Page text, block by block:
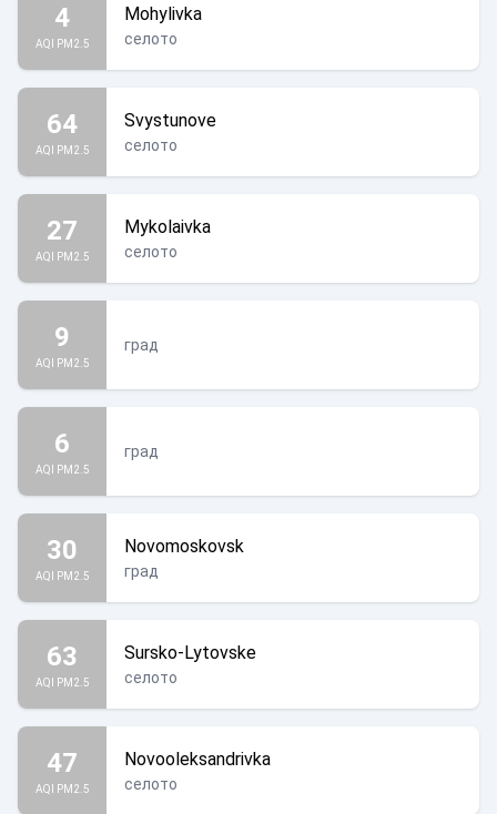
4
AQI PM2.5
Mohylivka
селото
64
AQI PM2.5
Svystunove
селото
27
AQI PM2.5
Mykolaivka
селото
9
AQI PM2.5
град
6
AQI PM2.5
град
30
AQI PM2.5
Novomoskovsk
град
63
AQI PM2.5
Sursko-Lytovske
селото
47
AQI PM2.5
Novooleksandrivka
селото